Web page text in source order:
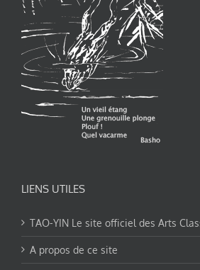
LIENS UTILES
TAO-YIN Le site officiel des Arts
A propos de ce site